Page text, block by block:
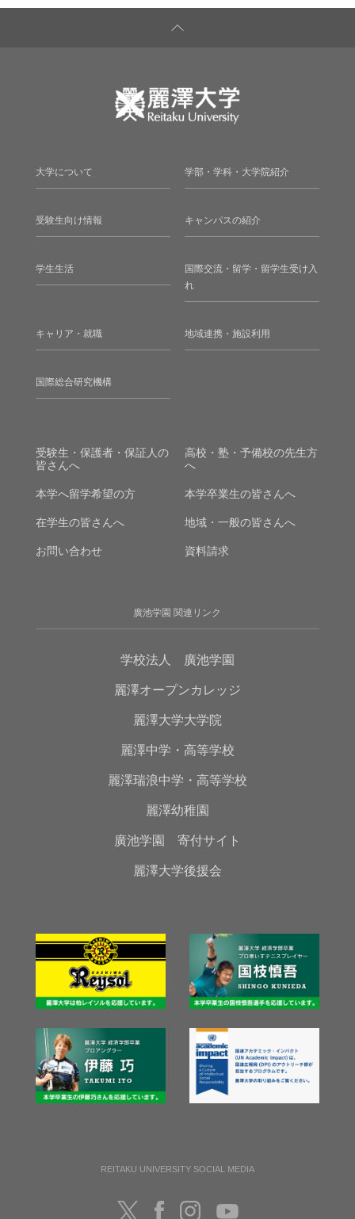
大学について 学部・学科・大学院紹介
受験生向け情報 キャンパスの紹介
学生生活
国際交流・留学・留学生受け入
れ
キャリア・就職 地域連携・施設利用
国際総合研究機構
受験生・保護者・保証人の
皆さんへ
高校・塾・予備校の先生方
へ
本学へ留学希望の方 本学卒業生の皆さんへ
在学生の皆さんへ 地域・一般の皆さんへ
お問い合わせ 資料請求
廣池学園 関連リンク
学校法人 廣池学園
麗澤オープンカレッジ
麗澤大学大学院
麗澤中学・高等学校
麗澤瑞浪中学・高等学校
麗澤幼稚園
廣池学園 寄付サイト
麗澤大学後援会
REITAKU UNIVERSITY SOCIAL MEDIA